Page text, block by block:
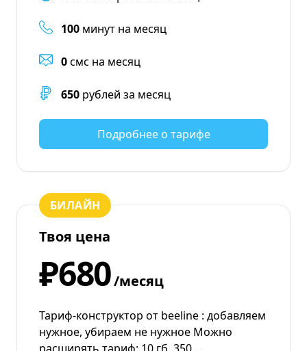
100 минут на месяц
0смс на месяц
650 рублей за месяц
Подробнее о тарифе
БИЛАЙН
Твоя цена
₽680/месяц
Тариф-конструктор от beeline : добавляем
нужное, убираем не нужное Можно